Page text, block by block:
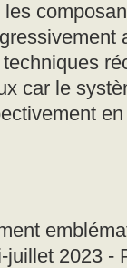
car le
2023 -